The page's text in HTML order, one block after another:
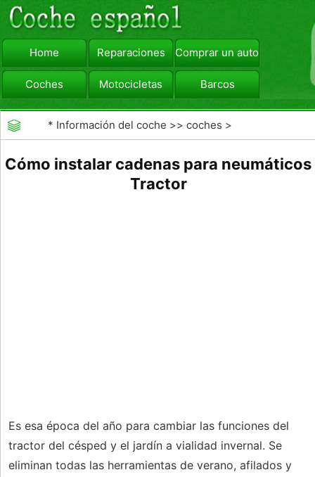
Home Reparaciones Comprar un automóvil
Coches Motocicletas Barcos
viajar Camiones
* Información del coche >>coches >
Cómo instalar cadenas para neumáticos
Tractor
Es esa época del año para cambiar las funciones del
tractor del césped y el jardín a vialidad invernal. Se
eliminan todas las herramientas de verano, afilados y